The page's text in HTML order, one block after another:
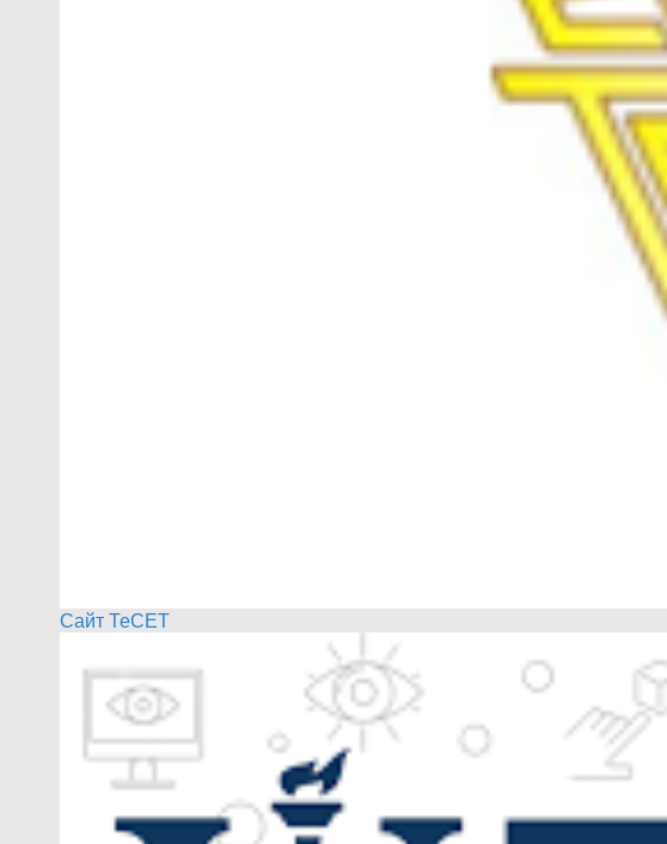
Сайт ТеСЕТ